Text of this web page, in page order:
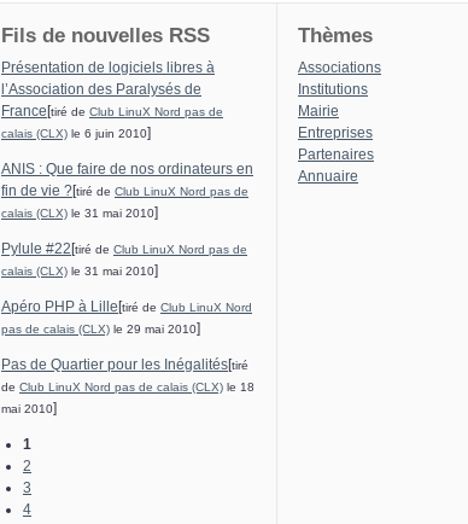
Fils de nouvelles RSS
Présentation de logiciels libres à
l’Association des Paralysés de
France [tiré de Club LinuX Nord pas de
calais (CLX) le 6 juin 2010]
ANIS : Que faire de nos ordinateurs en
fin de vie ?[tiré de Club LinuX Nord pas de
calais (CLX) le 31 mai 2010]
Pylule #22 [tiré de Club LinuX Nord pas de
calais (CLX) le 31 mai 2010]
Apéro PHP à Lille [tiré de Club LinuX Nord
pas de calais (CLX) le 29 mai 2010]
Pas de Quartier pour les Inégalités[tiré
de Club LinuX Nord pas de calais (CLX) le 18
mai 2010]
1
2
3
4
Thèmes
Associations
Institutions
Mairie
Entreprises
Partenaires
Annuaire